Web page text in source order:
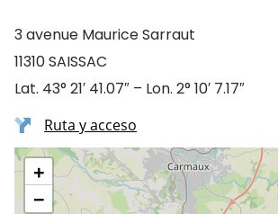
3 avenue Maurice Sarraut
11310 SAISSAC
Lat. 43° 21′ 41.07″ – Lon. 2° 10′ 7.17″
Ruta y acceso
+
−